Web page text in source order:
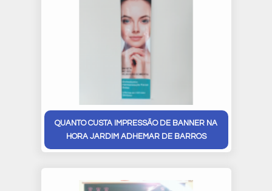
QUANTO CUSTA IMPRESSÃO DE BANNER NA
HORA JARDIM ADHEMAR DE BARROS